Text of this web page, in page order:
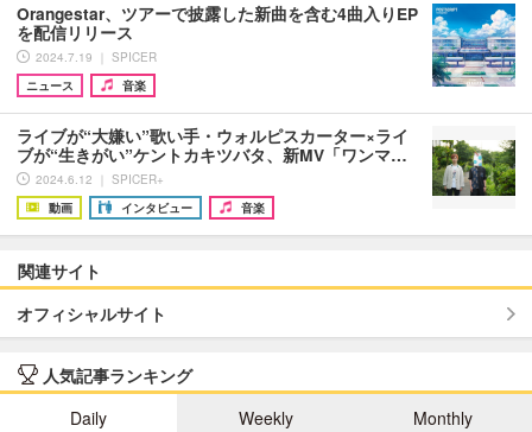
Orangestar、ツアーで披露した新曲を含む4曲入りEP
を配信リリース
2024.7.19 ｜ SPICER
ニュース
音楽
ライブが“大嫌い”歌い手・ウォルピスカーター×ライ
ブが“生きがい”ケントカキツバタ、新MV「ワンマ…
2024.6.12 ｜ SPICER+
動画
インタビュー 音楽
関連サイト
オフィシャルサイト
人気記事ランキング
Daily
Weekly Monthly